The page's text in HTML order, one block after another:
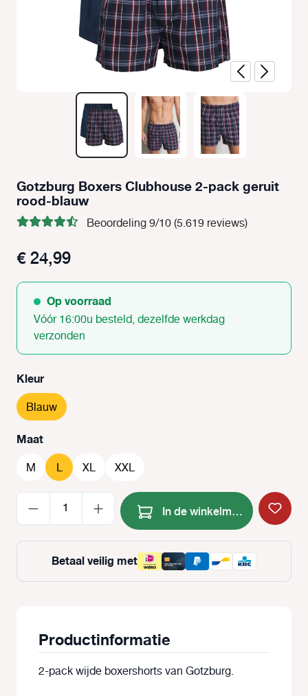
Gotzburg Boxers Clubhouse 2-pack geruit
rood-blauw
Beoordeling 9/10 (5.619 reviews)
€ 24,99
Op voorraad
Vóór 16:00u besteld, dezelfde werkdag
verzonden
Selecteer
Kleur
Blauw
Selecteer
Maat
M L XL XXL
Producthoeveelheid: Voer
In de winkelmand
Betaal veilig met
Productinformatie
2-pack wijde boxershorts van Gotzburg.